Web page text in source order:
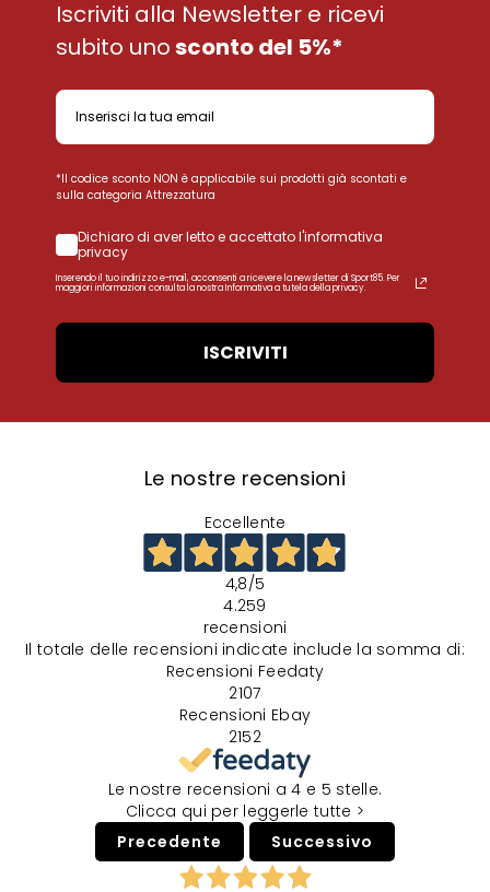
Iscriviti alla Newsletter e ricevi
subito unosconto del 5%*
*Il codice sconto NON è applicabile sui prodotti già scontati e
sulla categoria Attrezzatura
Dichiaro di aver letto e accettato l'informativa
privacy
Inserendo il tuo indirizzo e-mail, acconsenti a ricevere la newsletter di Sport85. Per
maggiori informazioni consulta la nostra Informativa a tutela della privacy.
ISCRIVITI
Le nostre recensioni
Eccellente
4,8/5
4.259
recensioni
Il totale delle recensioni indicate include la somma di:
Recensioni Feedaty
2107
Recensioni Ebay
2152
Le nostre recensioni a 4 e 5 stelle.
Clicca qui per leggerle tutte >
Precedente
Successivo